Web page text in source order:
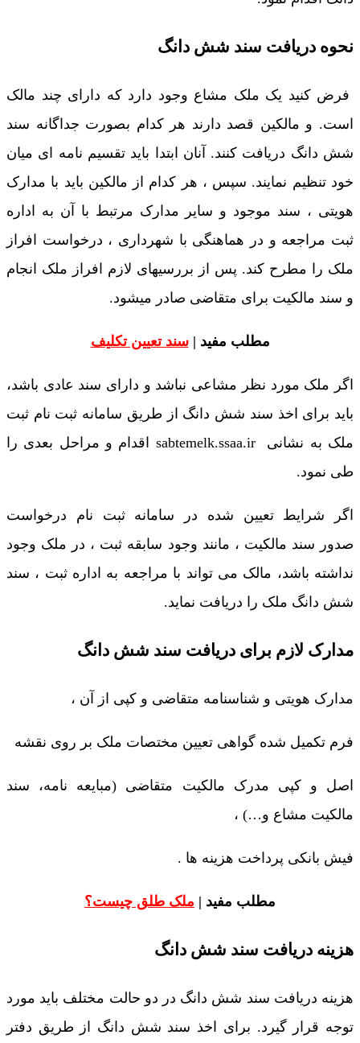
نحوه دریافت سند شش دانگ
فرض کنید یک ملک مشاع وجود دارد که دارای چند مالک
است. و مالکین قصد دارند هر کدام بصورت جداگانه سند
شش دانگ دریافت کنند. آنان ابتدا باید تقسیم نامه ای میان
خود تنظیم نمایند. سپس ، هر کدام از مالکین باید با مدارک
هویتی ، سند موجود و سایر مدارک مرتبط با آن به اداره
ثبت مراجعه و در هماهنگی با شهرداری ، درخواست افراز
ملک را مطرح کند. پس از بررسیهای لازم افراز ملک انجام
و سند مالکیت برای متقاضی صادر میشود.
مطلب مفید |سند تعیین تکلیف
اگر ملک مورد نظر مشاعی نباشد و دارای سند عادی باشد،
باید برای اخذ سند شش دانگ از طریق سامانه ثبت نام ثبت
ملک به نشانی sabtemelk.ssaa.ir اقدام و مراحل بعدی را
طی نمود.
اگر شرایط تعیین شده در سامانه ثبت نام درخواست
صدور سند مالکیت ، مانند وجود سابقه ثبت ، در ملک وجود
نداشته باشد، مالک می تواند با مراجعه به اداره ثبت ، سند
شش دانگ ملک را دریافت نماید.
مدارک لازم برای دریافت سند شش دانگ
مدارک هویتی و شناسنامه متقاضی و کپی از آن ،
فرم تکمیل شده گواهی تعیین مختصات ملک بر روی نقشه
اصل و کپی مدرک مالکیت متقاضی (مبایعه نامه، سند
مالکیت مشاع و…) ،
فیش بانکی پرداخت هزینه ها .
مطلب مفید | ملک طلق چیست؟
هزینه دریافت سند شش دانگ
هزینه دریافت سند شش دانگ در دو حالت مختلف باید مورد
توجه قرار گیرد. برای اخذ سند شش دانگ از طریق دفتر